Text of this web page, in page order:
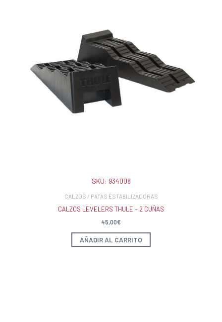
SKU: 934008
CALZOS / PATAS ESTABILIZADORAS
CALZOS LEVELERS THULE – 2 CUÑAS
45,00€
AÑADIR AL CARRITO